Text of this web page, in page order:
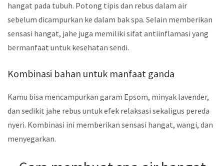
hangat pada tubuh. Potong tipis dan rebus dalam air
sebelum dicampurkan ke dalam bak spa. Selain memberikan
sensasi hangat, jahe juga memiliki sifat antiinflamasi yang
bermanfaat untuk kesehatan sendi.
Kombinasi bahan untuk manfaat ganda
Kamu bisa mencampurkan garam Epsom, minyak lavender,
dan sedikit jahe rebus untuk efek relaksasi sekaligus pereda
nyeri. Kombinasi ini memberikan sensasi hangat, wangi, dan
menyegarkan.